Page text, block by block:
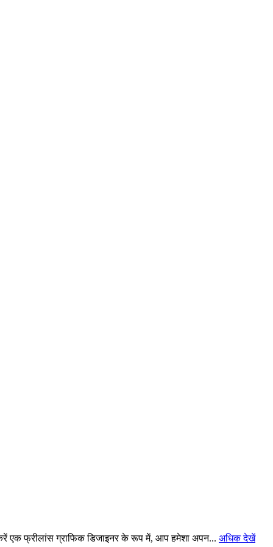
करें एक फ्रीलांस ग्राफिक डिजाइनर के रूप में, आप हमेशा अपन... अधिक देखें